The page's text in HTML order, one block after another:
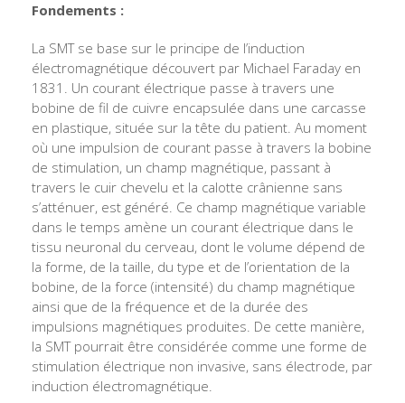
Fondements :
La SMT se base sur le principe de l’induction
électromagnétique découvert par Michael Faraday en
1831. Un courant électrique passe à travers une
bobine de fil de cuivre encapsulée dans une carcasse
en plastique, située sur la tête du patient. Au moment
où une impulsion de courant passe à travers la bobine
de stimulation, un champ magnétique, passant à
travers le cuir chevelu et la calotte crânienne sans
s’atténuer, est généré. Ce champ magnétique variable
dans le temps amène un courant électrique dans le
tissu neuronal du cerveau, dont le volume dépend de
la forme, de la taille, du type et de l’orientation de la
bobine, de la force (intensité) du champ magnétique
ainsi que de la fréquence et de la durée des
impulsions magnétiques produites. De cette manière,
la SMT pourrait être considérée comme une forme de
stimulation électrique non invasive, sans électrode, par
induction électromagnétique.